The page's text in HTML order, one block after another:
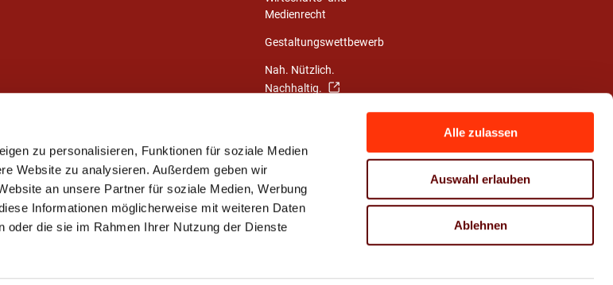
zu personalisieren, Funktionen für soziale Medien
Website zu analysieren. Außerdem geben wir
an unsere Partner für soziale Medien, Werbung
Informationen möglicherweise mit weiteren Daten
oder die sie im Rahmen Ihrer Nutzung der Dienste
Alle zulassen
Auswahl erlauben
Ablehnen
Medienrecht
Gestaltungswettbewerb
Nah. Nützlich.
Nachhaltig.
Mach dein Leben bunt!